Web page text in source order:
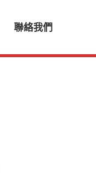
聯絡我們